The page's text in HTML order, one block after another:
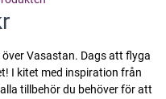
Vasastan. Dags att flyga
I kitet med inspiration från
tillbehör du behöver för att